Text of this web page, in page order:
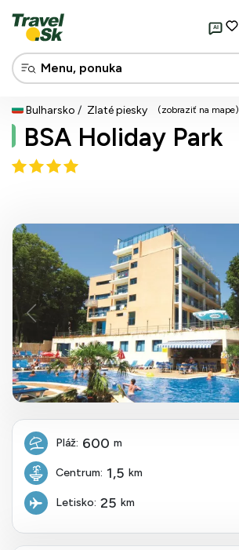
AI
Bulharsko Zlaté piesky (zobraziť na mape)
BSA Holiday Park
Pláž: 600 m
Centrum: 1,5 km
Letisko: 25 km